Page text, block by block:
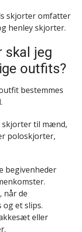
skjorter omfatter
henley skjorter.
skal jeg
outfits?
bestemmes
skjorter til mænd,
poloskjorter,
begivenheder
når de
og et slips.
eller